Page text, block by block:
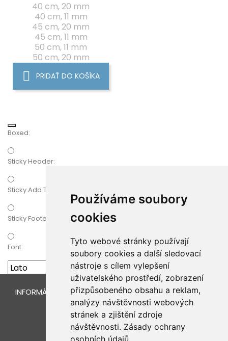
Používáme soubory
cookies
Tyto webové stránky používají
soubory cookies a další sledovací
nástroje s cílem vylepšení
uživatelského prostředí, zobrazení
přizpůsobeného obsahu a reklam,
analýzy návštěvnosti webových
stránek a zjištění zdroje
návštěvnosti. Zásady ochrany
osobních údajů
40 cm, 20 mm
40 cm, 11 mm
45 cm, 20 mm
45 cm, 11 mm
50 cm, 11 mm
50 cm, 20 mm
PRIDAŤ DO KOŠÍKA
Boxed:
Sticky Header:
Sticky Add To Cart
Sticky Footer:
Font:
INFORMÁCIE O ESHOPE